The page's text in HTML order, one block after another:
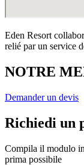
Eden Resort
relié par un service
NOTRE
Demander un devis
Richiedi un
Compila il modulo
prima possibile